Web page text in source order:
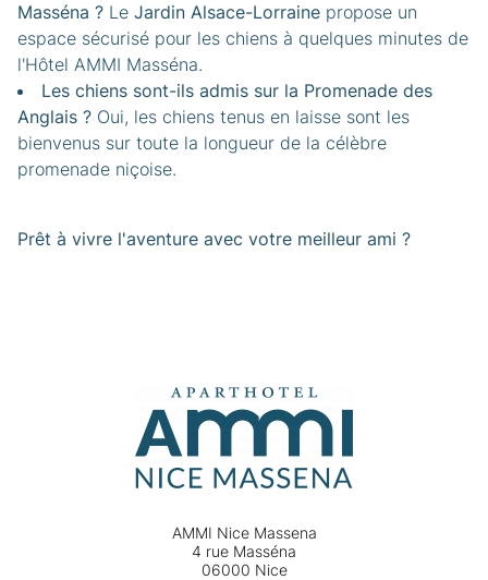
Masséna ? Le Jardin Alsace-Lorraine propose un
espace sécurisé pour les chiens à quelques minutes de
l'Hôtel AMMI Masséna.
Les chiens sont-ils admis sur la Promenade des
Anglais ? Oui, les chiens tenus en laisse sont les
bienvenus sur toute la longueur de la célèbre
promenade niçoise.
Prêt à vivre l'aventure avec votre meilleur ami ?
AMMI Nice Massena
4 rue Masséna
06000 Nice